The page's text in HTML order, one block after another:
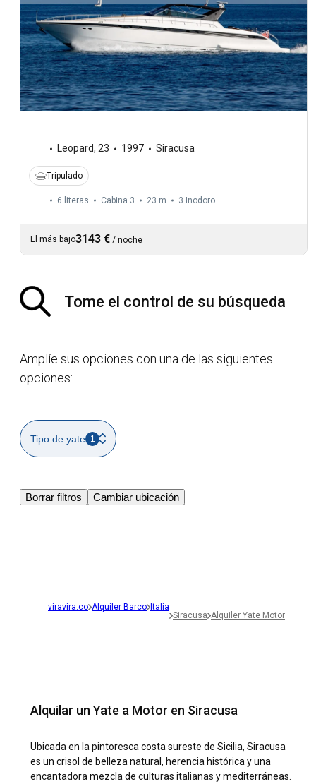
Leopard, 23 1997 Siracusa
Tripulado
6 literas Cabina 3 23 m 3 Inodoro
El más bajo3143 € / noche
Tome el control de su búsqueda
Amplíe sus opciones con una de las siguientes
opciones:
Tipo de yate 1
Borrar filtros Cambiar ubicación
viravira.co Alquiler Barco Italia
Siracusa Alquiler Yate Motor
Alquilar un Yate a Motor en Siracusa
Ubicada en la pintoresca costa sureste de Sicilia, Siracusa
es un crisol de belleza natural, herencia histórica y una
encantadora mezcla de culturas italianas y mediterráneas.